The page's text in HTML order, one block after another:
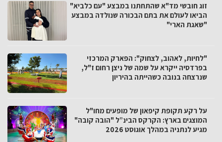
זוג חובשי מד"א שהתחתנו במבצע "עם כלביא"
הביאו לעולם את בתם הבכורה שנולדה במבצע
"שאגת הארי"
"לחיות, לאהוב, לצחוק": הפארק המרכזי
בפרדסיה ייקרא על שמה של ניצן רחום ז"ל,
שנרצחה בנובה כשהייתה בהיריון
על רקע תקופת קיפאון של מופעים מחו"ל
המוצגים בארץ: הקרקס הבינ”ל "הובה קובה"
מגיע לנתניה במהלך אוגוסט 2026